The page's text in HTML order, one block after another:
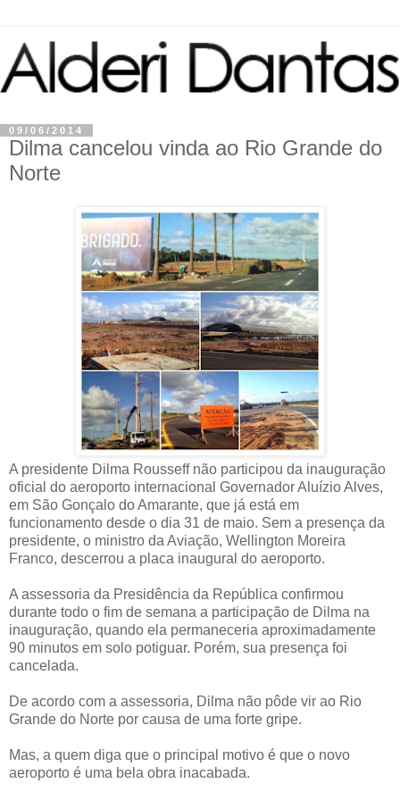
09/06/2014
Dilma cancelou vinda ao Rio Grande do
Norte
A presidente Dilma Rousseff não participou da inauguração
oficial do aeroporto internacional Governador Aluízio Alves,
em São Gonçalo do Amarante, que já está em
funcionamento desde o dia 31 de maio. Sem a presença da
presidente, o ministro da Aviação, Wellington Moreira
Franco, descerrou a placa inaugural do aeroporto.
A assessoria da Presidência da República confirmou
durante todo o fim de semana a participação de Dilma na
inauguração, quando ela permaneceria aproximadamente
90 minutos em solo potiguar. Porém, sua presença foi
cancelada.
De acordo com a assessoria, Dilma não pôde vir ao Rio
Grande do Norte por causa de uma forte gripe.
Mas, a quem diga que o principal motivo é que o novo
aeroporto é uma bela obra inacabada.